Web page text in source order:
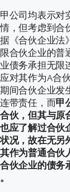
公司均表示对
，但考虑到合
《合伙企业法
合伙企业的普
债务承担无限
对其作为A合
间合伙企业发
带责任，而甲
伙，但其与原
应了解过合伙
况，故在无另
作为普通合伙
伙企业的债务